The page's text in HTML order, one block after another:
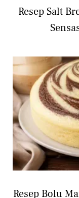
Resep Salt
Resep Bolu